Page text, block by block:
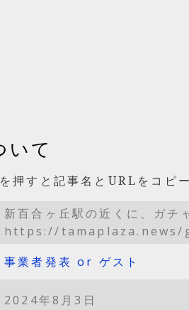
いて
押すと記事名とURLをコピ
新百合ヶ丘駅の近くに、ガチ
https://tamaplaza.news/
事業者発表 or ゲスト
2024年8月3日